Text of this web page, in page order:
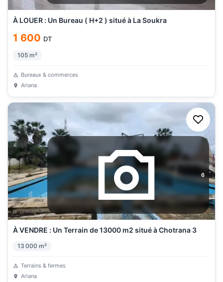
À LOUER : Un Bureau ( H+2 ) situé à La Soukra
1 600 DT
105 m²
Bureaux & commerces
Ariana
6
À VENDRE : Un Terrain de 13000 m2 situé à Chotrana 3
13 000 m²
Terrains & fermes
Ariana